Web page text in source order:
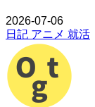
2026-07-06
日記 アニメ 就活